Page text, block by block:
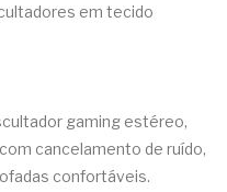
em tecido
gaming estéreo,
cancelamento de ruído,
confortáveis.